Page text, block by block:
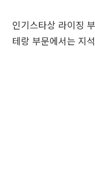
인기스타상 라이징
테랑 부문에서는 지